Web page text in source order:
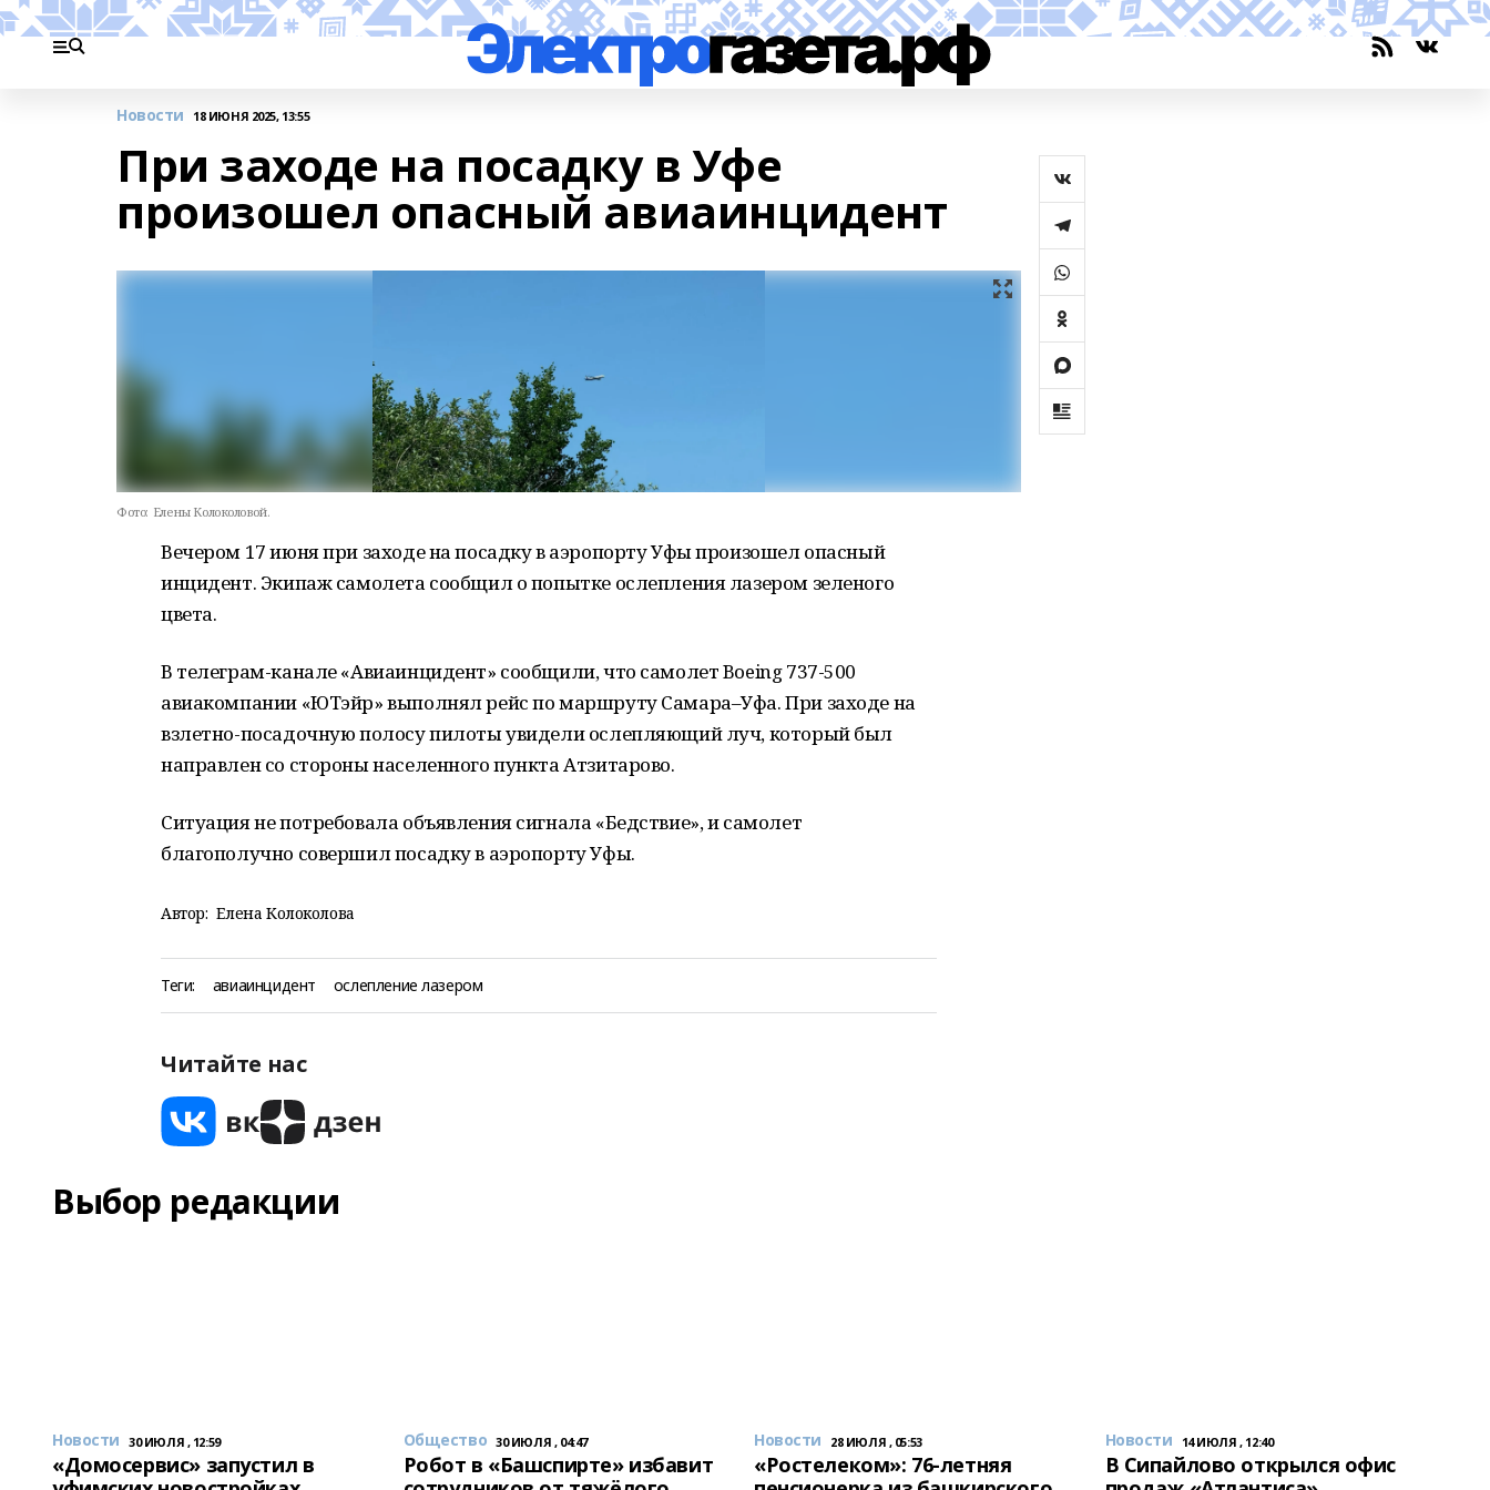
Новости 18 ИЮНЯ 2025, 13:55
При заходе на посадку в Уфе
произошел опасный авиаинцидент
Фото: Елены Колоколовой.
Вечером 17 июня при заходе на посадку в аэропорту Уфы произошел опасный
инцидент. Экипаж самолета сообщил о попытке ослепления лазером зеленого
цвета.
В телеграм-канале «Авиаинцидент» сообщили, что самолет Boeing 737-500
авиакомпании «ЮТэйр» выполнял рейс по маршруту Самара–Уфа. При заходе на
взлетно-посадочную полосу пилоты увидели ослепляющий луч, который был
направлен со стороны населенного пункта Атзитарово.
Ситуация не потребовала объявления сигнала «Бедствие», и самолет
благополучно совершил посадку в аэропорту Уфы.
Автор: Елена Колоколова
Теги: авиаинцидент ослепление лазером
Читайте нас
Выбор редакции
Новости 30 ИЮЛЯ , 12:59
«Домосервис» запустил в
Общество 30 ИЮЛЯ , 04:47
Робот в «Башспирте» избавит
Новости 28 ИЮЛЯ , 05:53
«Ростелеком»: 76-летняя
Новости 14 ИЮЛЯ , 12:40
В Сипайлово открылся офис